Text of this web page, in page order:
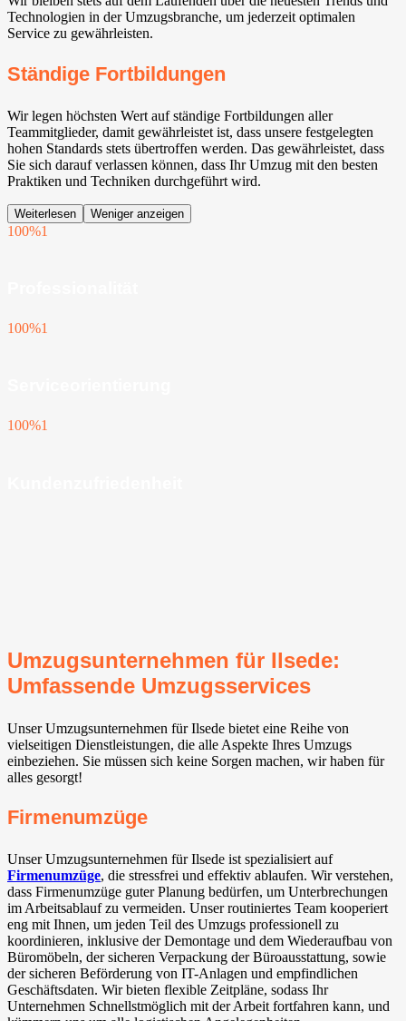
Technologien in der Umzugsbranche, um jederzeit optimalen
Service zu gewährleisten.
Ständige Fortbildungen
Wir legen höchsten Wert auf ständige Fortbildungen aller
Teammitglieder, damit gewährleistet ist, dass unsere festgelegten
hohen Standards stets übertroffen werden. Das gewährleistet, dass
Sie sich darauf verlassen können, dass Ihr Umzug mit den besten
Praktiken und Techniken durchgeführt wird.
Weiterlesen Weniger anzeigen
100%1
100%1
100%1
Umzugsunternehmen für Ilsede⁠:
Umfassende Umzugsservices
Unser Umzugsunternehmen für Ilsede⁠ bietet eine Reihe von
vielseitigen Dienstleistungen, die alle Aspekte Ihres Umzugs
einbeziehen. Sie müssen sich keine Sorgen machen, wir haben für
alles gesorgt!
Firmenumzüge
Unser Umzugsunternehmen für Ilsede⁠ ist spezialisiert auf
Firmenumzüge, die stressfrei und effektiv ablaufen. Wir verstehen,
dass Firmenumzüge guter Planung bedürfen, um Unterbrechungen
im Arbeitsablauf zu vermeiden. Unser routiniertes Team kooperiert
eng mit Ihnen, um jeden Teil des Umzugs professionell zu
koordinieren, inklusive der Demontage und dem Wiederaufbau von
Büromöbeln, der sicheren Verpackung der Büroausstattung, sowie
der sicheren Beförderung von IT-Anlagen und empfindlichen
Geschäftsdaten. Wir bieten flexible Zeitpläne, sodass Ihr
Unternehmen Schnellstmöglich mit der Arbeit fortfahren kann, und